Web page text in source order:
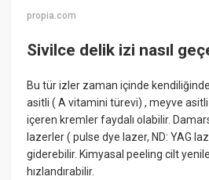
propia.com
Sivilce delik izi nasıl
Bu tür izler zaman içinde
asitli ( A vitamini türevi) , meyve
içeren kremler faydalı olabilir.
lazerler ( pulse dye lazer, ND: YAG
giderebilir. Kimyasal peeling cilt
hızlandırabilir.